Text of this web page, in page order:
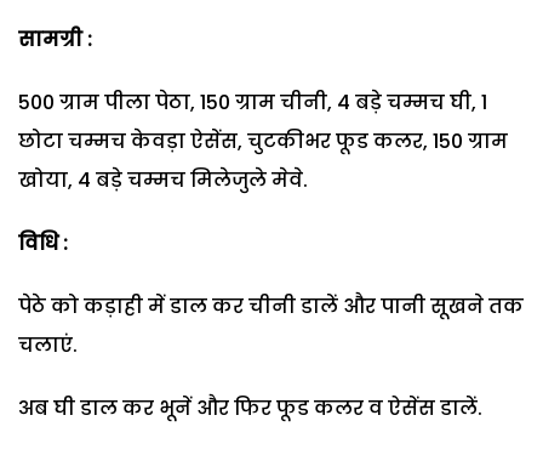
सामग्री :
500 ग्राम पीला पेठा, 150 ग्राम चीनी, 4 बड़े चम्मच घी, 1
छोटा चम्मच केवड़ा ऐसेंस, चुटकीभर फूड कलर, 150 ग्राम
खोया, 4 बड़े चम्मच मिलेजुले मेवे.
विधि :
पेठे को कड़ाही में डाल कर चीनी डालें और पानी सूखने तक
चलाएं.
अब घी डाल कर भूनें और फिर फूड कलर व ऐसेंस डालें.